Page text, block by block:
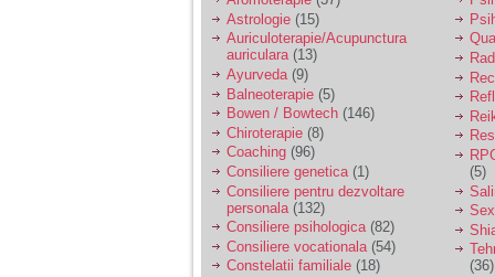
Sunt casatorita, am
31 de ani si un copil in
varsta de 2 ani care
mi-e lumina ochilor.
De ceva timp simt ca
mi s-a adunat
oboseala, o oboseala
cronica de care nu pot
scapa si simt ca din
cauza ei nu pot
controla nervii si
cateodata are copilul
de suferit.
Astrologie (15)
Auriculoterapie/Acupunctura
auriculara(13)
Ayurveda(9)
Balneoterapie (5)
Bowen / Bowtech (146)
Chiroterapie (8)
Coaching (96)
Consiliere genetica(1)
Consiliere pentru dezvoltare
personala (132)
Consiliere psihologica(82)
Consiliere vocationala (54)
Constelatii familiale (18)
(5)
(36)